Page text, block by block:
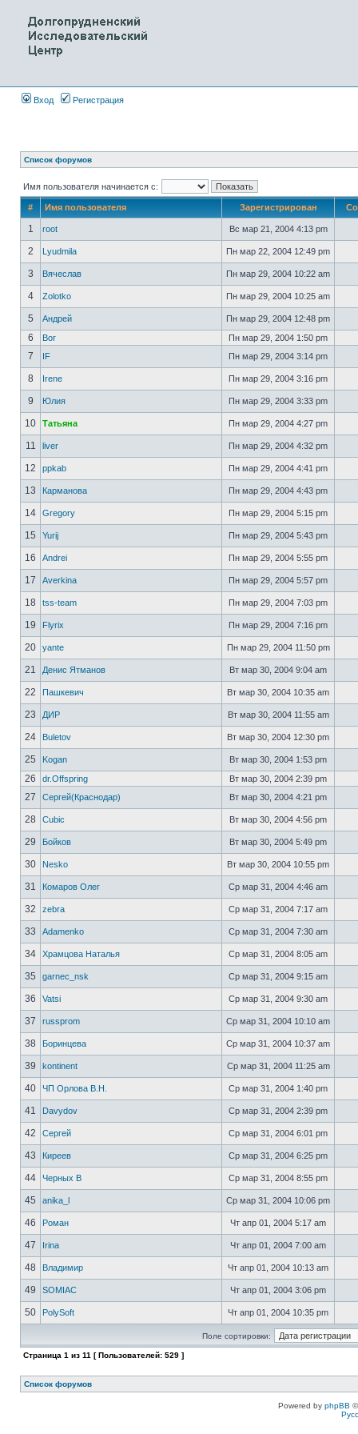
Вход Регистрация
Список форумов
Имя пользователя начинается с:
# Имя пользователя Зарегистрирован
1 root Вс мар 21, 2004 4:13 pm
2 Lyudmila Пн мар 22, 2004 12:49 pm
3 Вячеслав Пн мар 29, 2004 10:22 am
4 Zolotko Пн мар 29, 2004 10:25 am
5 Андрей Пн мар 29, 2004 12:48 pm
6 Bor Пн мар 29, 2004 1:50 pm
7 IF Пн мар 29, 2004 3:14 pm
8 Irene Пн мар 29, 2004 3:16 pm
9 Юлия Пн мар 29, 2004 3:33 pm
10 Татьяна Пн мар 29, 2004 4:27 pm
11 liver Пн мар 29, 2004 4:32 pm
12 ppkab Пн мар 29, 2004 4:41 pm
13 Карманова Пн мар 29, 2004 4:43 pm
14 Gregory Пн мар 29, 2004 5:15 pm
15 Yurij Пн мар 29, 2004 5:43 pm
16 Andrei Пн мар 29, 2004 5:55 pm
17 Averkina Пн мар 29, 2004 5:57 pm
18 tss-team Пн мар 29, 2004 7:03 pm
19 Flyrix Пн мар 29, 2004 7:16 pm
20 yante Пн мар 29, 2004 11:50 pm
21 Денис Ятманов Вт мар 30, 2004 9:04 am
22 Пашкевич Вт мар 30, 2004 10:35 am
23 ДИР Вт мар 30, 2004 11:55 am
24 Buletov Вт мар 30, 2004 12:30 pm
25 Kogan Вт мар 30, 2004 1:53 pm
26 dr.Offspring Вт мар 30, 2004 2:39 pm
27 Сергей(Краснодар) Вт мар 30, 2004 4:21 pm
28 Cubic Вт мар 30, 2004 4:56 pm
29 Бойков Вт мар 30, 2004 5:49 pm
30 Nesko Вт мар 30, 2004 10:55 pm
31 Комаров Олег Ср мар 31, 2004 4:46 am
32 zebra Ср мар 31, 2004 7:17 am
33 Adamenko Ср мар 31, 2004 7:30 am
34 Храмцова Наталья Ср мар 31, 2004 8:05 am
35 garnec_nsk Ср мар 31, 2004 9:15 am
36 Vatsi Ср мар 31, 2004 9:30 am
37 russprom Ср мар 31, 2004 10:10 am
38 Боринцева Ср мар 31, 2004 10:37 am
39 kontinent Ср мар 31, 2004 11:25 am
40 ЧП Орлова В.Н. Ср мар 31, 2004 1:40 pm
41 Davydov Ср мар 31, 2004 2:39 pm
42 Сергей Ср мар 31, 2004 6:01 pm
43 Киреев Ср мар 31, 2004 6:25 pm
44 Черных В Ср мар 31, 2004 8:55 pm
45 anika_l Ср мар 31, 2004 10:06 pm
46 Роман Чт апр 01, 2004 5:17 am
47 Irina Чт апр 01, 2004 7:00 am
48 Владимир Чт апр 01, 2004 10:13 am
49 SOMIAC Чт апр 01, 2004 3:06 pm
50 PolySoft Чт апр 01, 2004 10:35 pm
Поле сортировки:
Страница 1 из 11 [ Пользователей: 529 ]
Список форумов
Powered by phpBB